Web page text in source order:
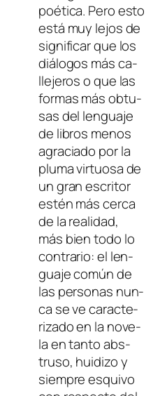
poética. Pero es­to
es­tá muy le­jos de
sig­ni­fi­car que los
diá­lo­gos más ca­
lle­je­ros o que las
for­mas más ob­tu­
sas del len­gua­je
de li­bros me­nos
agra­cia­do por la
plu­ma vir­tuo­sa de
un gran es­cri­tor
es­tén más cer­ca
de la reali­dad,
más bien to­do lo
con­tra­rio: el len­
gua­je co­mún de
las per­so­nas nun­
ca se ve ca­rac­te­
ri­za­do en la no­ve­
la en tan­to abs­
tru­so, hui­di­zo y
siem­pre es­qui­vo